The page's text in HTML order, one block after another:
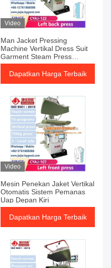
Video
Man Jacket Pressing
Machine Vertikal Dress Suit
Garment Steam Press
Machine
Dapatkan Harga Terbaik
Video
Mesin Penekan Jaket Vertikal
Otomatis Sistem Pemanas
Uap Depan Kiri
Dapatkan Harga Terbaik